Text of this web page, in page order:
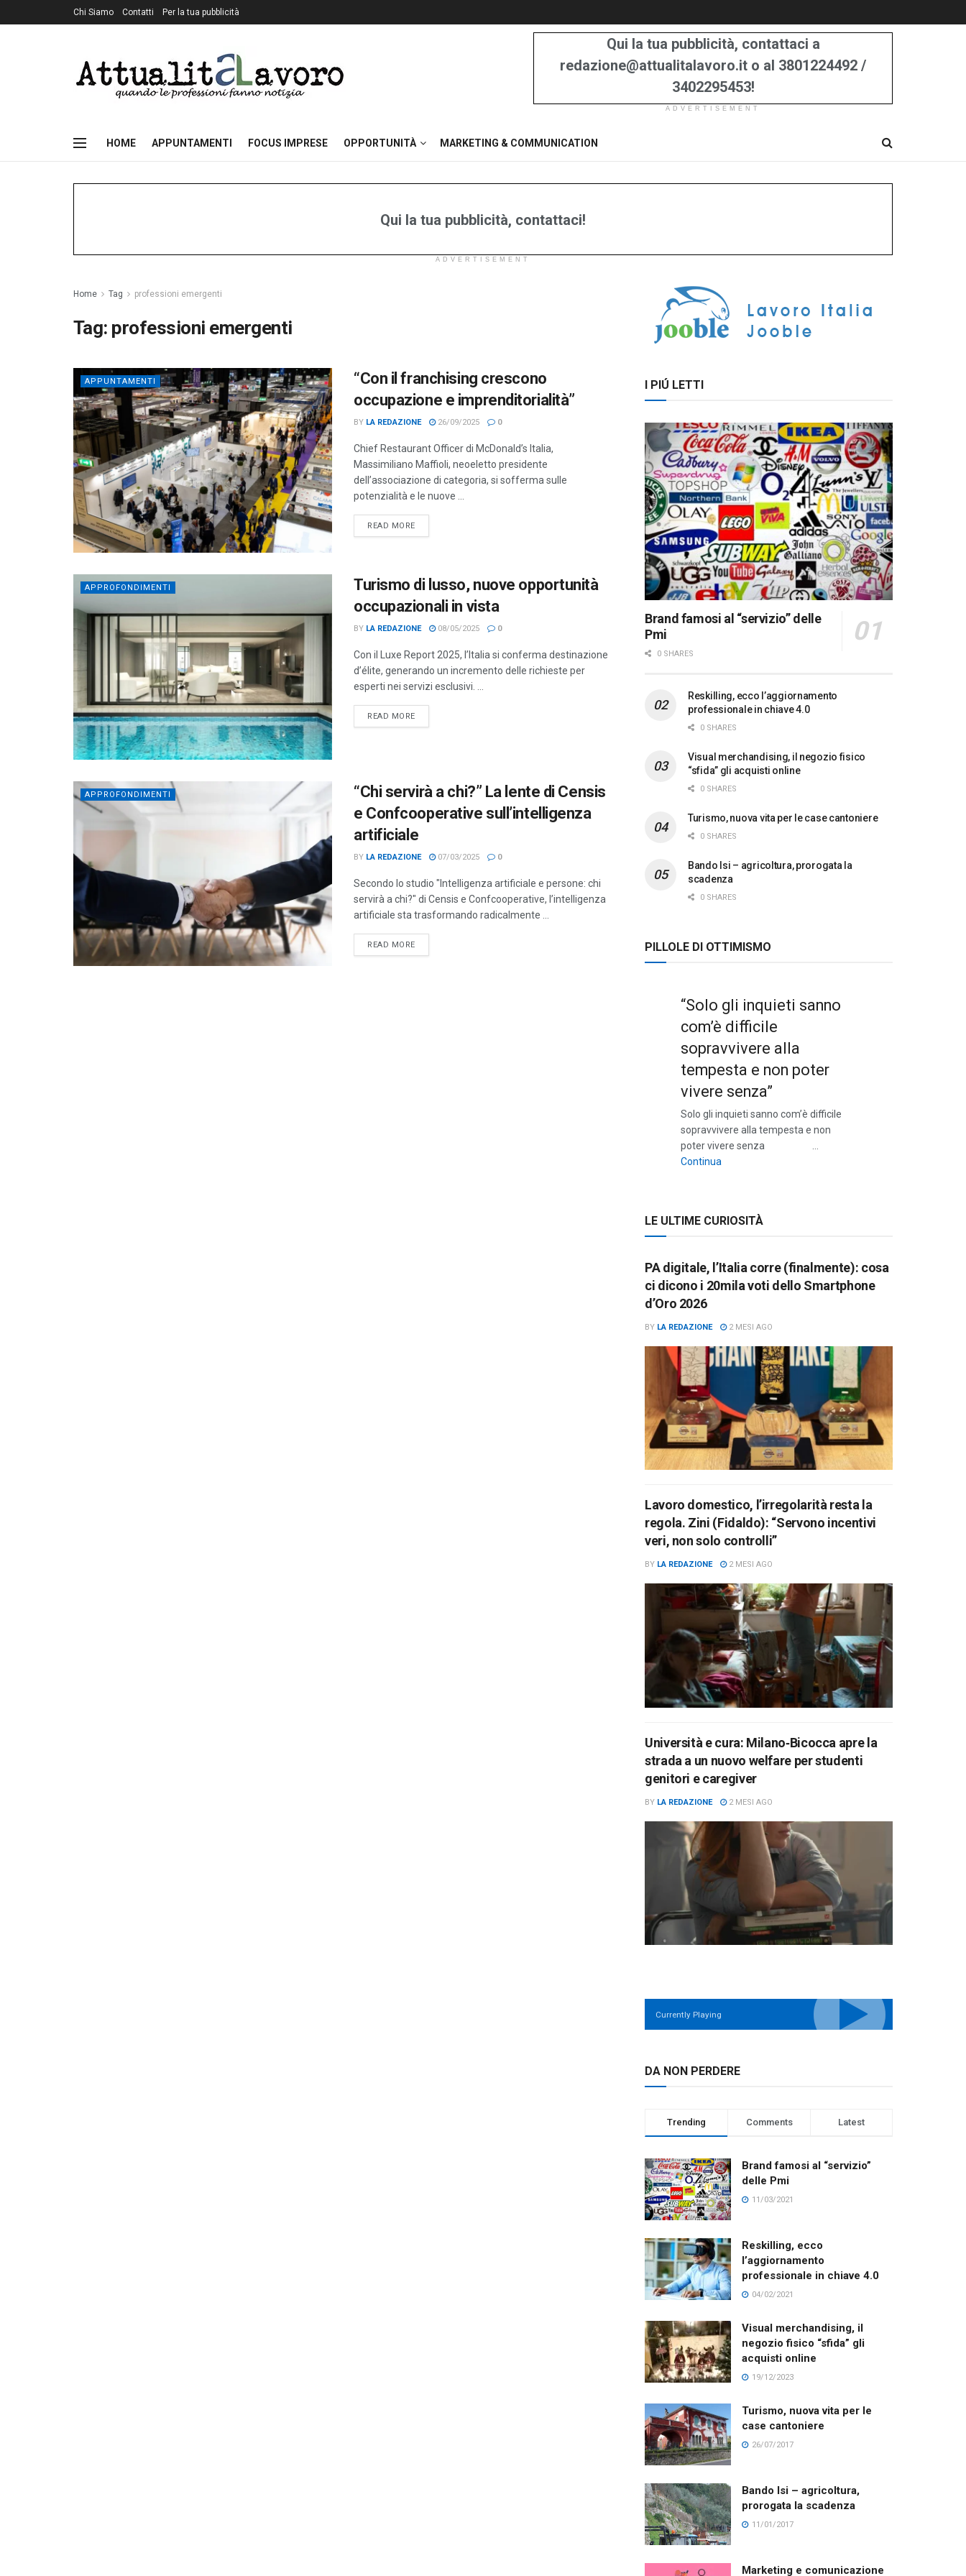
Chi Siamo Contatti Per la tua pubblicità
Qui la tua pubblicità, contattaci a
redazione@attualitalavoro.it o al 3801224492 /
3402295453!
ADVERTISEMENT
HOME APPUNTAMENTI FOCUS IMPRESE OPPORTUNITÀ MARKETING & COMMUNICATION
Qui la tua pubblicità, contattaci!
ADVERTISEMENT
Home Tag professioni emergenti
Tag: professioni emergenti
APPUNTAMENTI
“Con il franchising crescono
occupazione e imprenditorialità”
BY LA REDAZIONE 26/09/2025 0
Chief Restaurant Officer di McDonald’s Italia,
Massimiliano Maffioli, neoeletto presidente
dell’associazione di categoria, si sofferma sulle
potenzialità e le nuove ...
READ MOREDETAILS
APPROFONDIMENTI
Turismo di lusso, nuove opportunità
occupazionali in vista
BY LA REDAZIONE 08/05/2025 0
Con il Luxe Report 2025, l’Italia si conferma destinazione
d’élite, generando un incremento delle richieste per
esperti nei servizi esclusivi. ...
READ MOREDETAILS
APPROFONDIMENTI
“Chi servirà a chi?” La lente di Censis
e Confcooperative sull’intelligenza
artificiale
BY LA REDAZIONE 07/03/2025 0
Secondo lo studio "Intelligenza artificiale e persone: chi
servirà a chi?" di Censis e Confcooperative, l’intelligenza
artificiale sta trasformando radicalmente ...
READ MOREDETAILS
I PIÚ LETTI
Brand famosi al “servizio” delle
Pmi
0 SHARES
Reskilling, ecco l’aggiornamento
professionale in chiave 4.0
0 SHARES
Visual merchandising, il negozio fisico
“sfida” gli acquisti online
0 SHARES
Turismo, nuova vita per le case cantoniere
0 SHARES
Bando Isi – agricoltura, prorogata la
scadenza
0 SHARES
PILLOLE DI OTTIMISMO
“Solo gli inquieti sanno
com’è difficile
sopravvivere alla
tempesta e non poter
vivere senza”
Solo gli inquieti sanno com’è difficile
sopravvivere alla tempesta e non
poter vivere senza …
Continua
LE ULTIME CURIOSITÀ
PA digitale, l’Italia corre (finalmente): cosa
ci dicono i 20mila voti dello Smartphone
d’Oro 2026
BY LA REDAZIONE 2 MESI AGO
Lavoro domestico, l’irregolarità resta la
regola. Zini (Fidaldo): “Servono incentivi
veri, non solo controlli”
BY LA REDAZIONE 2 MESI AGO
Università e cura: Milano‑Bicocca apre la
strada a un nuovo welfare per studenti
genitori e caregiver
BY LA REDAZIONE 2 MESI AGO
Currently Playing
DA NON PERDERE
Trending Comments Latest
Brand famosi al “servizio”
delle Pmi
11/03/2021
Reskilling, ecco
l’aggiornamento
professionale in chiave 4.0
04/02/2021
Visual merchandising, il
negozio fisico “sfida” gli
acquisti online
19/12/2023
Turismo, nuova vita per le
case cantoniere
26/07/2017
Bando Isi – agricoltura,
prorogata la scadenza
11/01/2017
Marketing e comunicazione